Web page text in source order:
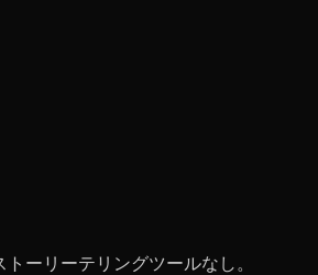
ーリーテリングツールなし。